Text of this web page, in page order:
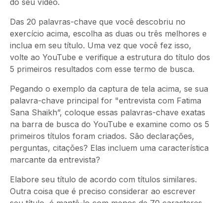
Das 20 palavras-chave que você descobriu no
exercício acima, escolha as duas ou três melhores e
inclua em seu título. Uma vez que você fez isso,
volte ao YouTube e verifique a estrutura do título dos
5 primeiros resultados com esse termo de busca.
Pegando o exemplo da captura de tela acima, se sua
palavra-chave principal for "entrevista com Fatima
Sana Shaikh”, coloque essas palavras-chave exatas
na barra de busca do YouTube e examine como os 5
primeiros títulos foram criados. São declarações,
perguntas, citações? Elas incluem uma característica
marcante da entrevista?
Elabore seu título de acordo com títulos similares.
Outra coisa que é preciso considerar ao escrever